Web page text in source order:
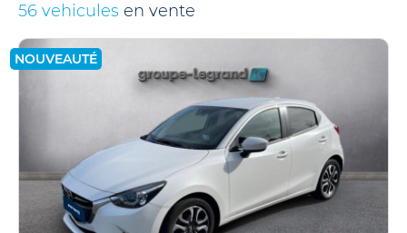
56 vehicules en vente
NOUVEAUTÉ